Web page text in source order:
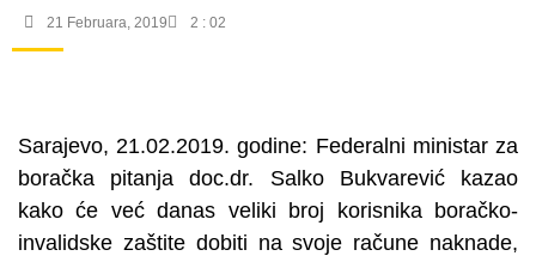
21 Februara, 2019 2 : 02
Sarajevo, 21.02.2019. godine: Federalni ministar za
boračka pitanja doc.dr. Salko Bukvarević kazao
kako će već danas veliki broj korisnika boračko-
invalidske zaštite dobiti na svoje račune naknade,